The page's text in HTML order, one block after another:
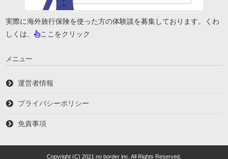
実際に海外旅行保険を使った方の体験談を募集しております。くわ
しくは、
ここをクリック
メニュー
運営者情報
プライバシーポリシー
免責事項
Copyright (C) 2021 no border inc. All Rights Reserved.